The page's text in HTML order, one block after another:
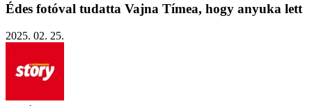
Édes fotóval tudatta Vajna Tímea, hogy anyuka lett
2025. 02. 25.